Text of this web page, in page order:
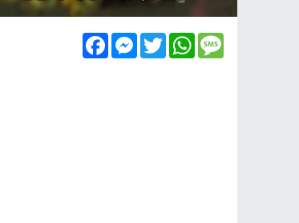
FacebookMessenger
TwitterWhatsApp